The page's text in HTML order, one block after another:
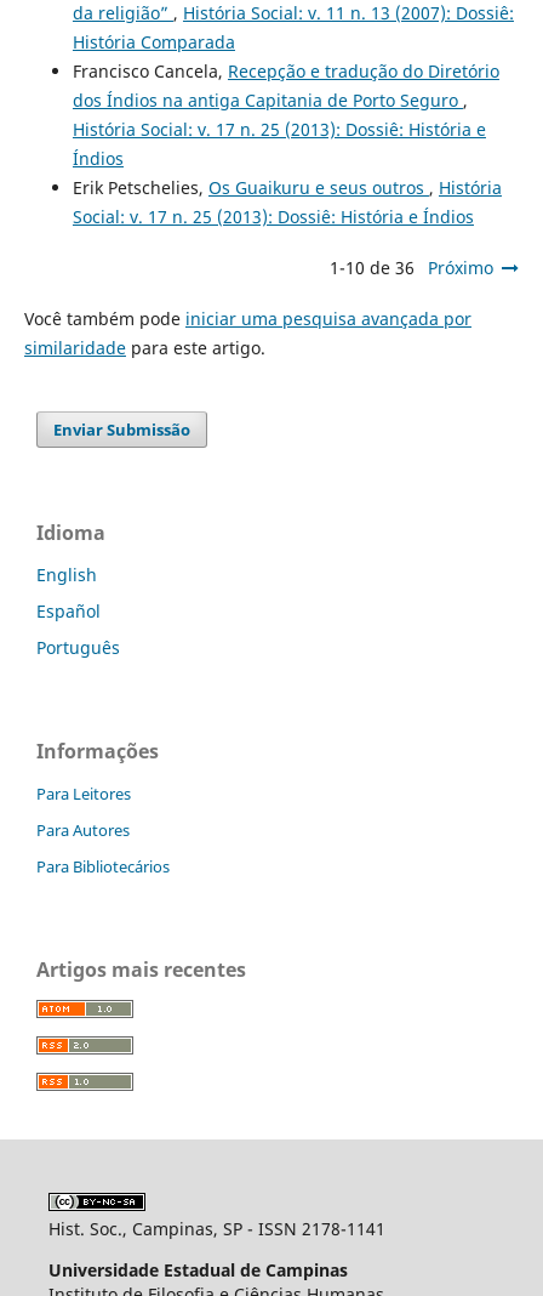
da religião” , História Social: v. 11 n. 13 (2007): Dossiê:
História Comparada
Francisco Cancela, Recepção e tradução do Diretório
dos Índios na antiga Capitania de Porto Seguro ,
História Social: v. 17 n. 25 (2013): Dossiê: História e
Índios
Erik Petschelies, Os Guaikuru e seus outros , História
Social: v. 17 n. 25 (2013): Dossiê: História e Índios
1-10 de 36 Próximo
Você também pode iniciar uma pesquisa avançada por
similaridadepara este artigo.
Enviar Submissão
Idioma
English
Español
Português
Informações
Para Leitores
Para Autores
Para Bibliotecários
Artigos mais recentes
Hist. Soc., Campinas, SP - ISSN 2178-1141
Universidade Estadual de Campinas